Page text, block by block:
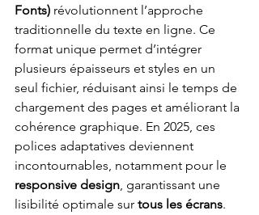
Fonts) révolutionnent l’approche
traditionnelle du texte en ligne. Ce
format unique permet d’intégrer
plusieurs épaisseurs et styles en un
seul fichier, réduisant ainsi le temps de
chargement des pages et améliorant la
cohérence graphique. En 2025, ces
polices adaptatives deviennent
incontournables, notamment pour le
responsive design, garantissant une
lisibilité optimale sur tous les écrans.